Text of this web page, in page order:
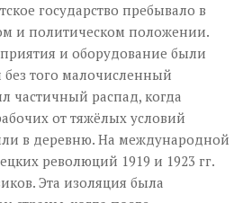
государство пребывало в
и политическом положении.
и оборудование были
того малочисленный
частичный распад, когда
от тяжёлых условий
в деревню. На международной
революций 1919 и 1923 гг.
Эта изоляция была